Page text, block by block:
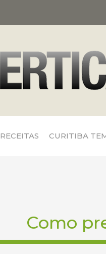
RECEITAS CURITIBA
Como